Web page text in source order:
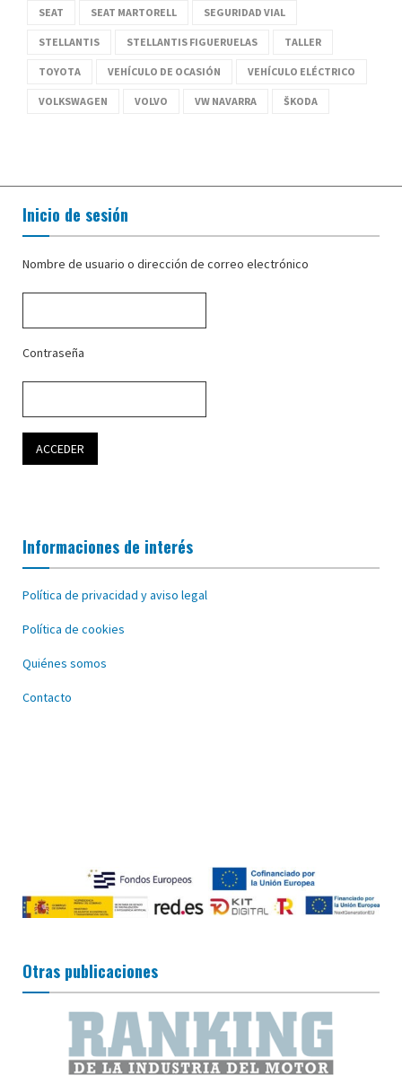
SEAT SEAT MARTORELL SEGURIDAD VIAL
STELLANTIS STELLANTIS FIGUERUELAS TALLER
TOYOTA VEHÍCULO DE OCASIÓN VEHÍCULO ELÉCTRICO
VOLKSWAGEN VOLVO VW NAVARRA ŠKODA
Inicio de sesión
Nombre de usuario o dirección de correo electrónico
Contraseña
Informaciones de interés
Política de privacidad y aviso legal
Política de cookies
Quiénes somos
Contacto
Otras publicaciones